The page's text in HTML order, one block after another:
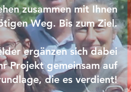
zusammen mit Ihnen
Weg. Bis zum Ziel.
ergänzen sich dabei
Projekt gemeinsam auf
die es verdient!